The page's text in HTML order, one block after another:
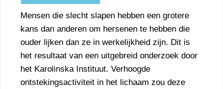
Mensen die slecht slapen hebben een grotere
kans dan anderen om hersenen te hebben die
ouder lijken dan ze in werkelijkheid zijn. Dit is
het resultaat van een uitgebreid onderzoek door
het Karolinska Instituut. Verhoogde
ontstekingsactiviteit in het lichaam zou deze